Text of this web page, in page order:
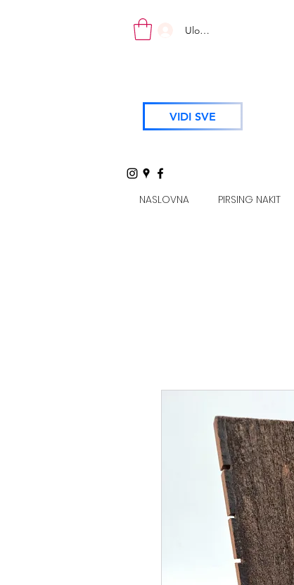
Uloguj se
VIDI SVE
NASLOVNA PIRSING NAKIT